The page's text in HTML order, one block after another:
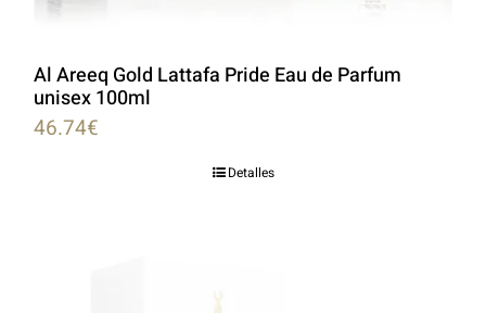
Al Areeq Gold Lattafa Pride Eau de Parfum
unisex 100ml
46.74€
Detalles